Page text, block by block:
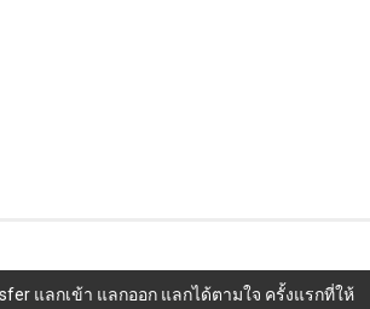
แลกเข้า แลกออก แลกได้ตามใจ ครั้งแรกที่ให้